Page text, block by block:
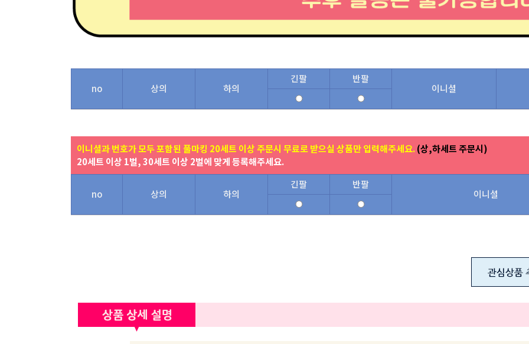
no 상의 하의
긴팔
반팔
이니셜
이니셜과 번호가 모두 포함된 풀마킹 20세트 이상 주문시 무료로 받으실 상품만 입력해주세요.(상,하세트 주문시)
20세트 이상 1벌, 30세트 이상 2벌에 맞게 등록해주세요.
no 상의 하의
긴팔
반팔
이니셜